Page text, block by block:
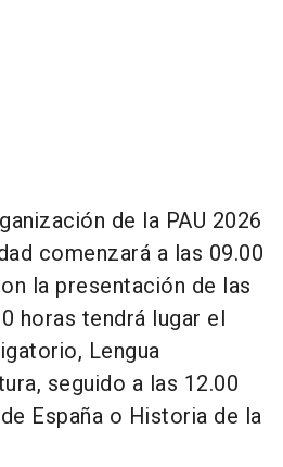
de la PAU 2026
comenzará a las 09.00
la presentación de las
horas tendrá lugar el
Lengua
seguido a las 12.00
España o Historia de la